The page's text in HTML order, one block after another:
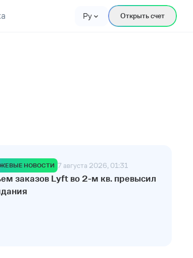
Ру Открыть счет
НОВОСТИ 7 августа 2026, 01:31
заказов Lyft во 2-м кв. превысил